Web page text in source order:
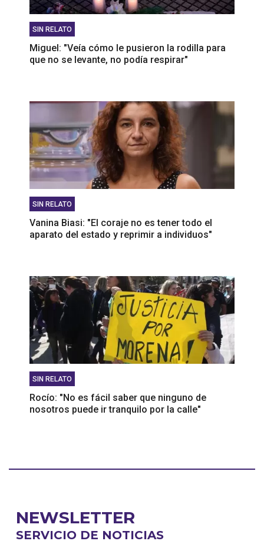
SIN RELATO
Miguel: "Veía cómo le pusieron la rodilla para
que no se levante, no podía respirar"
SIN RELATO
Vanina Biasi: "El coraje no es tener todo el
aparato del estado y reprimir a individuos"
SIN RELATO
Rocío: "No es fácil saber que ninguno de
nosotros puede ir tranquilo por la calle"
NEWSLETTER
SERVICIO DE NOTICIAS